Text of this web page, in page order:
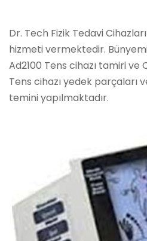
Dr. Tech Fizik Tedavi
hizmeti vermektedir.
Ad2100 Tens cihazı tamiri ve
Tens cihazı yedek parçaları
temini yapılmaktadır.